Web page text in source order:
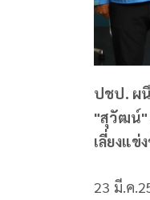
ปชป. ผนึ
"สุวัฒน์"
เลี่ยงแข่
23 มี.ค